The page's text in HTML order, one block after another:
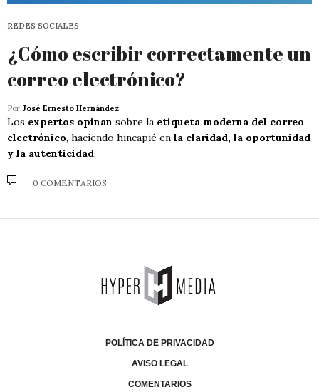
REDES SOCIALES
¿Cómo escribir correctamente un
correo electrónico?
Por José Ernesto Hernández
Los expertos opinan sobre la etiqueta moderna del correo
electrónico, haciendo hincapié en la claridad, la oportunidad
y la autenticidad.
0 COMENTARIOS
POLÍTICA DE PRIVACIDAD
AVISO LEGAL
COMENTARIOS